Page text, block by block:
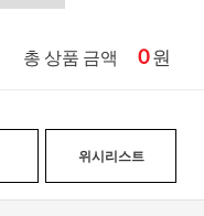
총 상품 금액 0원
위시리스트